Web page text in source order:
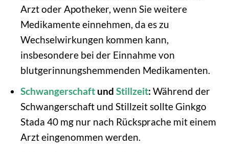
Arzt oder Apotheker, wenn Sie weitere
Medikamente einnehmen, da es zu
Wechselwirkungen kommen kann,
insbesondere bei der Einnahme von
blutgerinnungshemmenden Medikamenten.
Schwangerschaftund Stillzeit: Während der
Schwangerschaft und Stillzeit sollte Ginkgo
Stada 40 mg nur nach Rücksprache mit einem
Arzt eingenommen werden.